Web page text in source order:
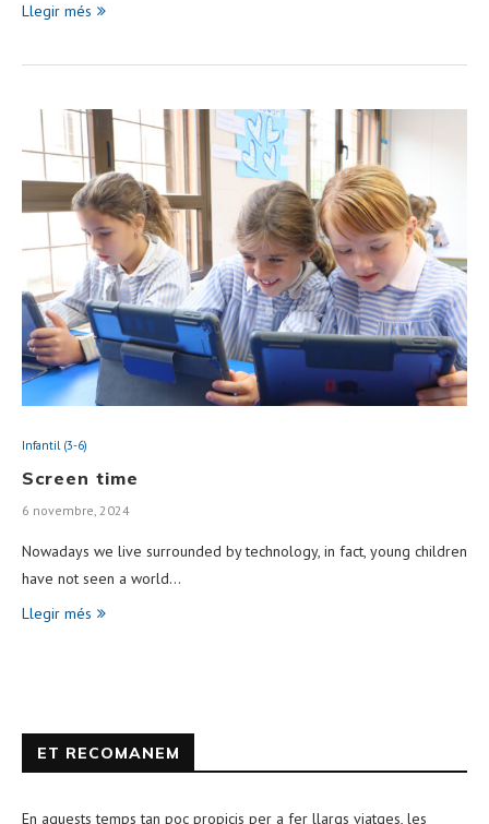
Llegir més
Infantil (3-6)
Screen time
6 novembre, 2024
Nowadays we live surrounded by technology, in fact, young children
have not seen a world…
Llegir més
ET RECOMANEM
En aquests temps tan poc propicis per a fer llargs viatges, les